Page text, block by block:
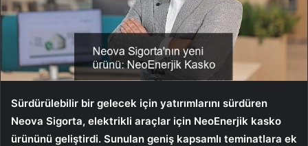
Sürdürülebilir bir gelecek için yatırımlarını sürdüren
Neova Sigorta, elektrikli araçlar için NeoEnerjik kasko
ürününü geliştirdi. Sunulan geniş kapsamlı teminatlara ek